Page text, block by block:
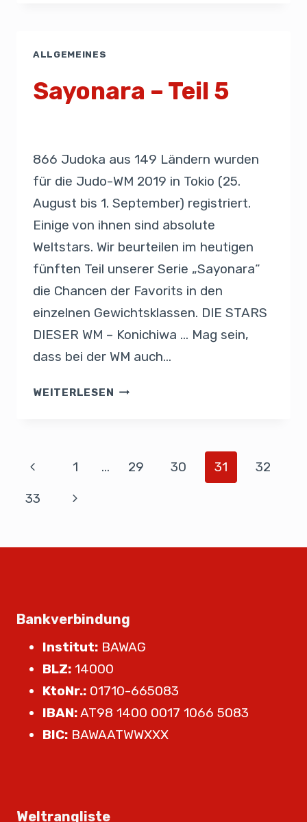
ALLGEMEINES
Sayonara – Teil 5
866 Judoka aus 149 Ländern wurden
für die Judo-WM 2019 in Tokio (25.
August bis 1. September) registriert.
Einige von ihnen sind absolute
Weltstars. Wir beurteilen im heutigen
fünften Teil unserer Serie „Sayonara“
die Chancen der Favorits in den
einzelnen Gewichtsklassen. DIE STARS
DIESER WM – Konichiwa … Mag sein,
dass bei der WM auch…
WEITERLESEN
1 … 29 30 31
32
33
Bankverbindung
Institut: BAWAG
BLZ: 14000
KtoNr.: 01710-665083
IBAN:AT98 1400 0017 1066 5083
BIC: BAWAATWWXXX
Weltrangliste